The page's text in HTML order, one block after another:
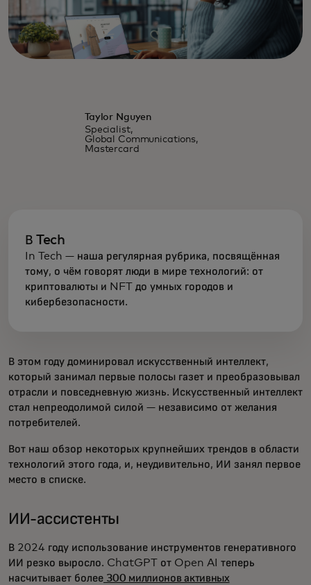
Taylor Nguyen
Specialist,
Global Communications,
Mastercard
В Tech
In Tech — наша регулярная рубрика, посвящённая
тому, о чём говорят люди в мире технологий: от
криптовалюты и NFT до умных городов и
кибербезопасности.
В этом году доминировал искусственный интеллект,
который занимал первые полосы газет и преобразовывал
отрасли и повседневную жизнь. Искусственный интеллект
стал непреодолимой силой — независимо от желания
потребителей.
Вот наш обзор некоторых крупнейших трендов в области
технологий этого года, и, неудивительно, ИИ занял первое
место в списке.
ИИ-ассистенты
В 2024 году использование инструментов генеративного
ИИ резко выросло. ChatGPT от Open AI теперь
насчитывает более 300 миллионов активных